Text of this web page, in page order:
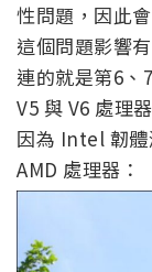
性問題，因此
這個問題影響
連的就是第6、
V5 與 V6 處理
因為 Intel 韌體
AMD 處理器：